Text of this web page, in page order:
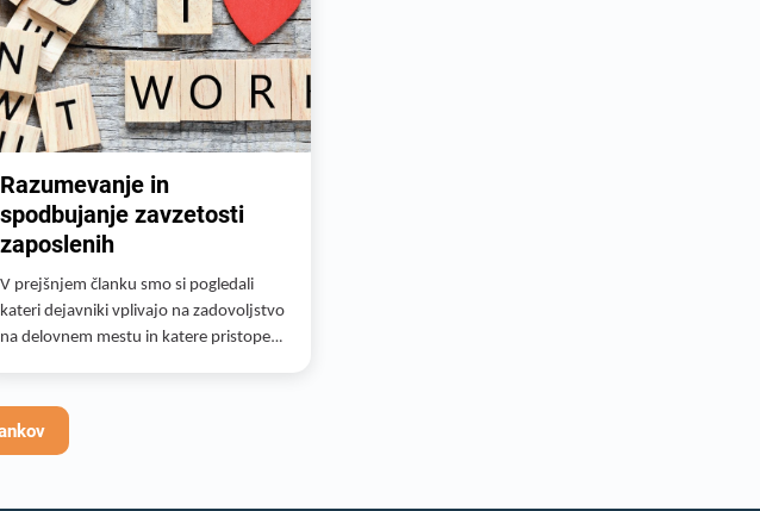
Razumevanje in
spodbujanje zavzetosti
zaposlenih
V prejšnjem članku smo si pogledali
kateri dejavniki vplivajo na zadovoljstvo
na delovnem mestu in katere pristope
bomo podrobneje pogledali koncept
zavzetosti zaposlenih in kako se le-ta